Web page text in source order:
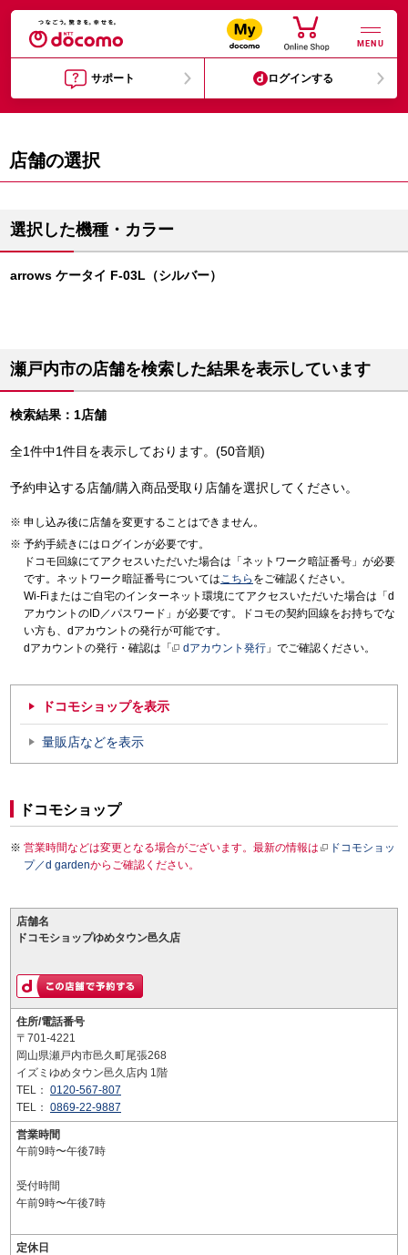
MENU
サポート ログインする
店舗の選択
選択した機種・カラー
arrows ケータイ F-03L（シルバー）
瀬戸内市の店舗を検索した結果を表示しています
検索結果：1店舗
全1件中1件目を表示しております。(50音順)
予約申込する店舗/購入商品受取り店舗を選択してください。
申し込み後に店舗を変更することはできません。
予約手続きにはログインが必要です。
ドコモ回線にてアクセスいただいた場合は「ネットワーク暗証番号」が必要
です。ネットワーク暗証番号についてはこちら をご確認ください。
Wi-Fiまたはご自宅のインターネット環境にてアクセスいただいた場合は「d
アカウントのID／パスワード」が必要です。ドコモの契約回線をお持ちでな
い方も、dアカウントの発行が可能です。
dアカウントの発行・確認は「
dアカウント発行 」でご確認ください。
ドコモショップを表示
量販店などを表示
ドコモショップ
営業時間などは変更となる場合がございます。最新の情報は
ドコモショッ
プ／d gardenからご確認ください。
店舗名
ドコモショップゆめタウン邑久店
住所/電話番号
〒701-4221
岡山県瀬戸内市邑久町尾張268
イズミゆめタウン邑久店内 1階
TEL： 0120-567-807
TEL： 0869-22-9887
営業時間
午前9時〜午後7時
受付時間
午前9時〜午後7時
定休日